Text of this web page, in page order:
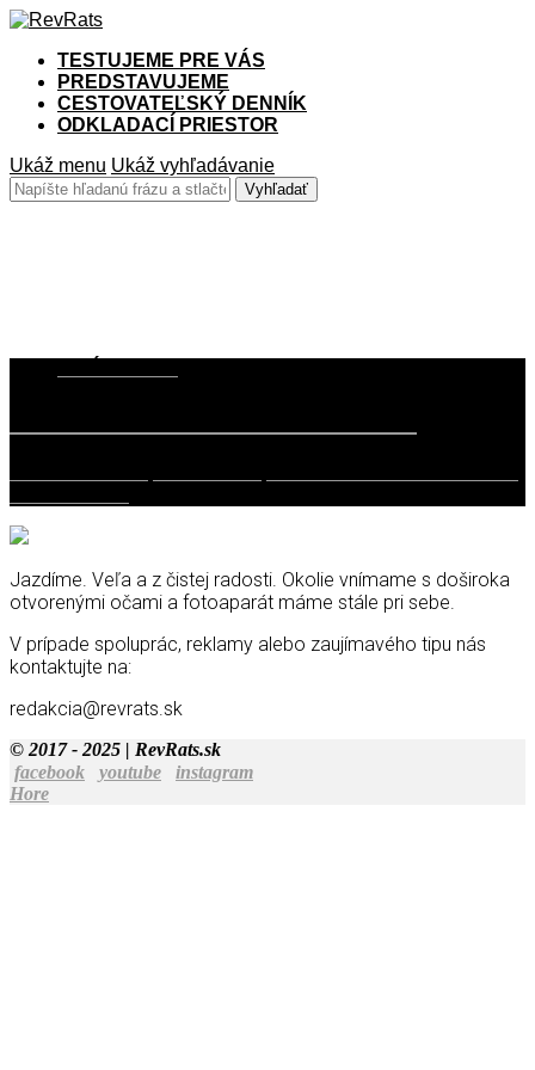
TESTUJEME PRE VÁS
PREDSTAVUJEME
CESTOVATEĽSKÝ DENNÍK
ODKLADACÍ PRIESTOR
Ukáž menu Ukáž vyhľadávanie
Jazdíme. Veľa a z čistej radosti. Okolie vnímame s doširoka
otvorenými očami a fotoaparát máme stále pri sebe.
V prípade spoluprác, reklamy alebo zaujímavého tipu nás
kontaktujte na:
redakcia@revrats.sk
© 2017 - 2025 | RevRats.sk
facebook
youtube
instagram
Hore